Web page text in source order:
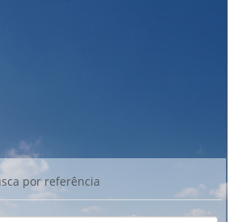
por referência